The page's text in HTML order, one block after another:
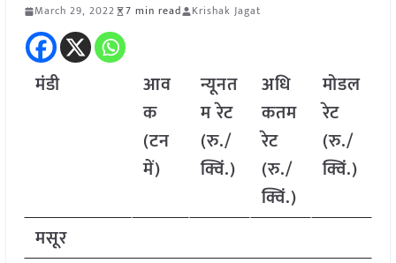
March 29, 2022 7 min read Krishak Jagat
मंडी
आव
क
(टन
में)
न्यूनत
म रेट
(रु./
क्विं.)
अधि
कतम
रेट
(रु./
क्विं.)
मोडल
रेट
(रु./
क्विं.)
मसूर